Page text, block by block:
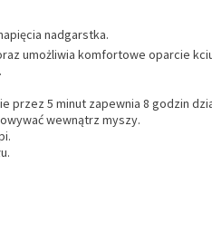
nadgarstka.
umożliwia komfortowe oparcie
przez 5 minut zapewnia 8 godzin
wewnątrz myszy.